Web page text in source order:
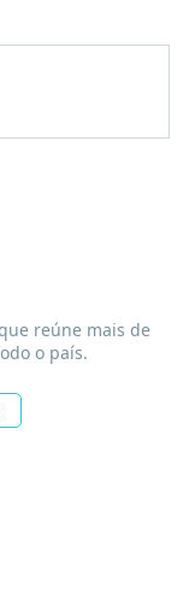
reúne mais de
o país.